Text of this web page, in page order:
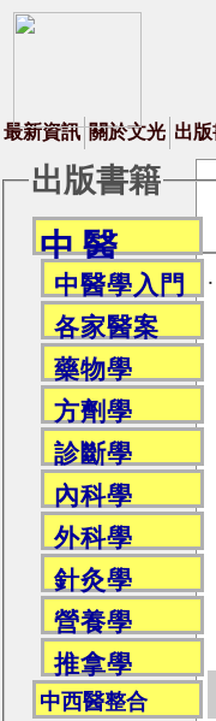
最新資訊 關於文光 出
出版書籍
中 醫
中醫學入門
各家醫案
藥物學
方劑學
診斷學
內科學
外科學
針灸學
營養學
推拿學
中西醫整合
.